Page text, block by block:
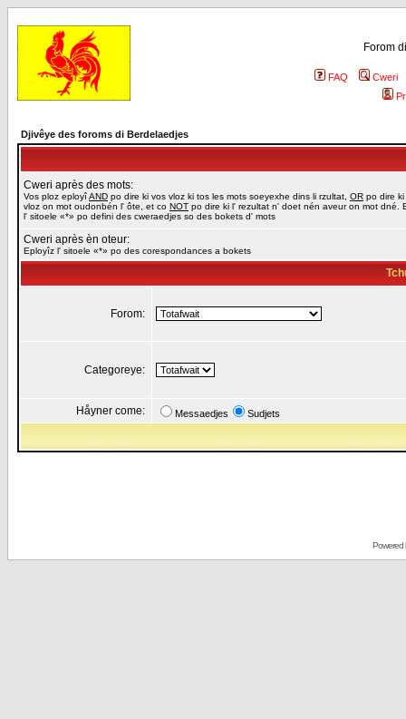
Forom
FAQ
Cweri
Djivêye des foroms di Berdelaedjes
Cweri après des mots:
Vos ploz eployîAND po dire ki vos vloz ki tos les mots soeyexhe dins li rzultat, OR po dire ki
vloz on mot oudonbén l' ôte, et co NOT po dire ki l' rezultat n' doet nén aveur on mot dné.
l' sitoele «*» po defini des cweraedjes so des bokets d' mots
Cweri après èn oteur:
Eployîz l' sitoele «*» po des corespondances a bokets
Forom:
Categoreye:
Håyner come: Messaedjes Sudjets
Powered